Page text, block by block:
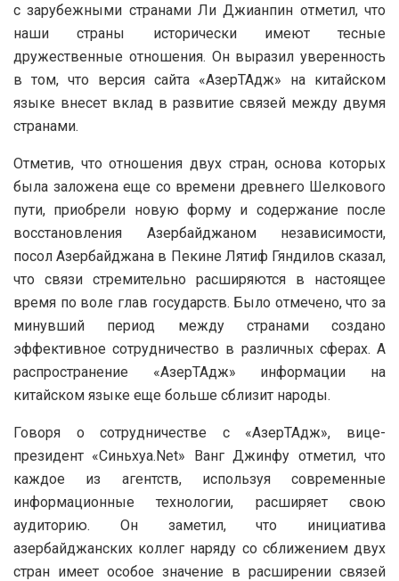
с зарубежными странами Ли Джианпин отметил, что
наши страны исторически имеют тесные
дружественные отношения. Он выразил уверенность
в том, что версия сайта «АзерТАдж» на китайском
языке внесет вклад в развитие связей между двумя
странами.
Отметив, что отношения двух стран, основа которых
была заложена еще со времени древнего Шелкового
пути, приобрели новую форму и содержание после
восстановления Азербайджаном независимости,
посол Азербайджана в Пекине Лятиф Гяндилов сказал,
что связи стремительно расширяются в настоящее
время по воле глав государств. Было отмечено, что за
минувший период между странами создано
эффективное сотрудничество в различных сферах. А
распространение «АзерТАдж» информации на
китайском языке еще больше сблизит народы.
Говоря о сотрудничестве с «АзерТАдж», вице-
президент «Синьхуа.Net» Ванг Джинфу отметил, что
каждое из агентств, используя современные
информационные технологии, расширяет свою
аудиторию. Он заметил, что инициатива
азербайджанских коллег наряду со сближением двух
стран имеет особое значение в расширении связей